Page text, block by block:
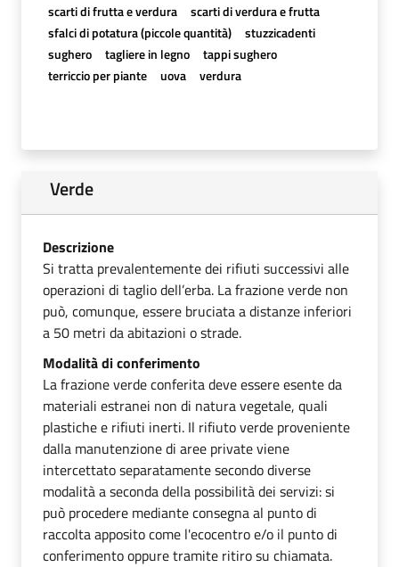
scarti di frutta e verdura
scarti di verdura e frutta
sfalci di potatura (piccole quantità)
stuzzicadenti
sughero
tagliere in legno
tappi sughero
terriccio per piante
uova verdura
Verde
Descrizione
Si tratta prevalentemente dei rifiuti successivi alle
operazioni di taglio dell’erba. La frazione verde non
può, comunque, essere bruciata a distanze inferiori
a 50 metri da abitazioni o strade.
Modalità di conferimento
La frazione verde conferita deve essere esente da
materiali estranei non di natura vegetale, quali
plastiche e rifiuti inerti. Il rifiuto verde proveniente
dalla manutenzione di aree private viene
intercettato separatamente secondo diverse
modalità a seconda della possibilità dei servizi: si
può procedere mediante consegna al punto di
raccolta apposito come l'ecocentro e/o il punto di
conferimento oppure tramite ritiro su chiamata.